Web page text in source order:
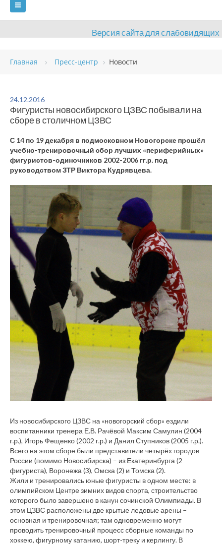
Версия сайта для слабовидящих
ГЛАВНАЯ
ВИДЫ СПОРТА
ОБЪЕКТЫ ДОКУМЕНТЫ
ОЦЕНКА КАЧЕСТВА ОБРАЗОВАНИЯ ВАКАНСИИ
ПЛАТНЫЕ УСЛУГИ КОНТАКТЫ
Главная Пресс-центр Новости
24.12.2016
Фигуристы новосибирского ЦЗВС побывали на
сборе в столичном ЦЗВС
С 14 по 19 декабря в подмосковном Новогорске прошёл
учебно-тренировочный сбор лучших «периферийных»
фигуристов-одиночников 2002-2006 гг.р. под
руководством ЗТР Виктора Кудрявцева.
Из новосибирского ЦЗВС на «новогорский сбор» ездили
воспитанники тренера Е.В. Рачёвой Максим Самулин (2004
г.р.), Игорь Фещенко (2002 г.р.) и Данил Ступников (2005 г.р.).
Всего на этом сборе были представители четырёх городов
России (помимо Новосибирска) – из Екатеринбурга (2
фигуриста), Воронежа (3), Омска (2) и Томска (2).
Жили и тренировались юные фигуристы в одном месте: в
олимпийском Центре зимних видов спорта, строительство
которого было завершено в канун сочинской Олимпиады. В
этом ЦЗВС расположены две крытые ледовые арены –
основная и тренировочная; там одновременно могут
проводить тренировочный процесс сборные команды по
хоккею, фигурному катанию, шорт-треку и керлингу. В